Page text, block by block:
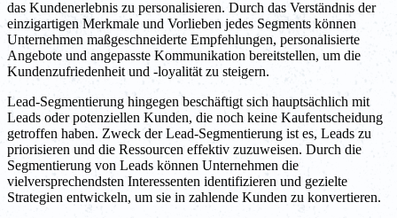
das Kundenerlebnis zu personalisieren. Durch das Verständnis der
einzigartigen Merkmale und Vorlieben jedes Segments können
Unternehmen maßgeschneiderte Empfehlungen, personalisierte
Angebote und angepasste Kommunikation bereitstellen, um die
Kundenzufriedenheit und -loyalität zu steigern.
Lead-Segmentierung hingegen beschäftigt sich hauptsächlich mit
Leads oder potenziellen Kunden, die noch keine Kaufentscheidung
getroffen haben. Zweck der Lead-Segmentierung ist es, Leads zu
priorisieren und die Ressourcen effektiv zuzuweisen. Durch die
Segmentierung von Leads können Unternehmen die
vielversprechendsten Interessenten identifizieren und gezielte
Strategien entwickeln, um sie in zahlende Kunden zu konvertieren.